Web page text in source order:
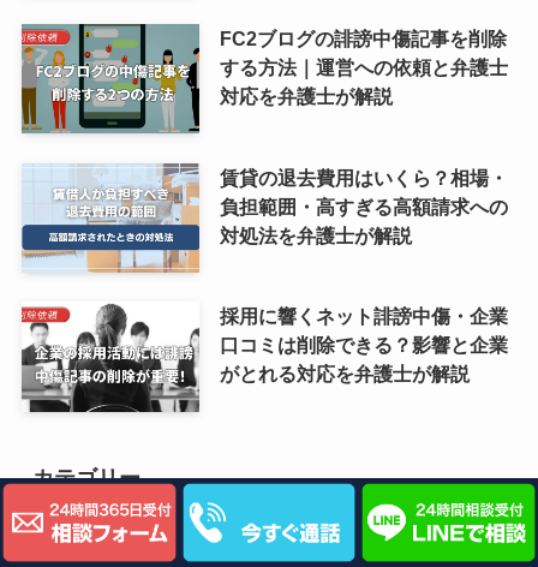
FC2ブログの誹謗中傷記事を削除
する方法｜運営への依頼と弁護士
対応を弁護士が解説
賃貸の退去費用はいくら？相場・
負担範囲・高すぎる高額請求への
対処法を弁護士が解説
採用に響くネット誹謗中傷・企業
口コミは削除できる？影響と企業
がとれる対応を弁護士が解説
カテゴリー